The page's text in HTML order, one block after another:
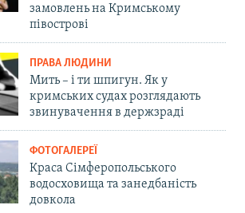
замовлень на Кримському
півострові
ПРАВА ЛЮДИНИ
Мить – і ти шпигун. Як у
кримських судах розглядають
звинувачення в держзраді
ФОТОГАЛЕРЕЇ
Краса Сімферопольського
водосховища та занедбаність
довкола